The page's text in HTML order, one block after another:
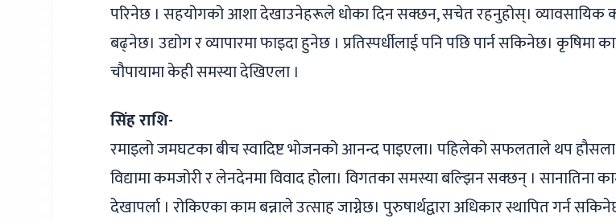
परिनेछ । सहयोगको आशा देखाउनेहरूले धोका दिन सक्छन, सचेत रहनुहोस्। व्यावसायिक
बढ्नेछ। उ‌द्योग र व्यापारमा फाइदा हुनेछ । प्रतिस्पर्धीलाई पनि पछि पार्न सकिनेछ। कृषिमा
चौपायामा केही समस्या देखिएला ।
सिंह राशि-
रमाइलो जमघटका बीच स्वादिष्ट भोजनको आनन्द पाइएला। पहिलेको सफलताले थप
विद्यामा कमजोरी र लेनदेनमा विवाद होला। विगतका समस्या बल्झिन सक्छन् । सानातिना
देखापर्ला । रोकिएका काम बन्नाले उत्साह जाग्नेछ। पुरुषार्थ‌द्वारा अधिकार स्थापित गर्न सकिनेछ